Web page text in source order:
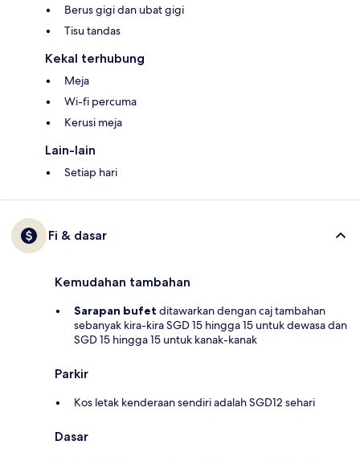
Berus gigi dan ubat gigi
Tisu tandas
Kekal terhubung
Meja
Wi-fi percuma
Kerusi meja
Lain-lain
Setiap hari
Fi & dasar
Kemudahan tambahan
Sarapan bufet ditawarkan dengan caj tambahan
sebanyak kira-kira SGD 15 hingga 15 untuk dewasa dan
SGD 15 hingga 15 untuk kanak-kanak
Parkir
Kos letak kenderaan sendiri adalah SGD12 sehari
Dasar